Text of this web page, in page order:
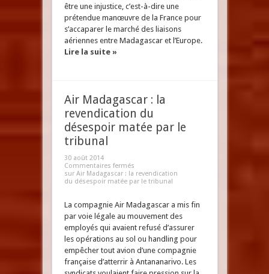
être une injustice, c’est-à-dire une
prétendue manœuvre de la France pour
s’accaparer le marché des liaisons
aériennes entre Madagascar et l’Europe.
Lire la suite »
Air Madagascar : la
revendication du
désespoir matée par le
tribunal
30 août 2014
Commentaires fermés
sur Air Madagascar : la revendication
du désespoir matée par le tribunal
La compagnie Air Madagascar a mis fin
par voie légale au mouvement des
employés qui avaient refusé d’assurer
les opérations au sol ou handling pour
empêcher tout avion d’une compagnie
française d’atterrir à Antananarivo. Les